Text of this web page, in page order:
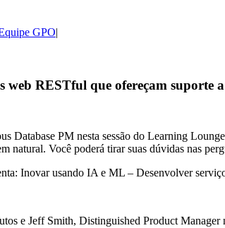
GPO
web RESTful que ofereçam suporte
Database PM nesta sessão do Learning
natural. Você poderá tirar suas dúvidas nas
Inovar usando IA e ML – Desenvolver
e Jeff Smith, Distinguished Product